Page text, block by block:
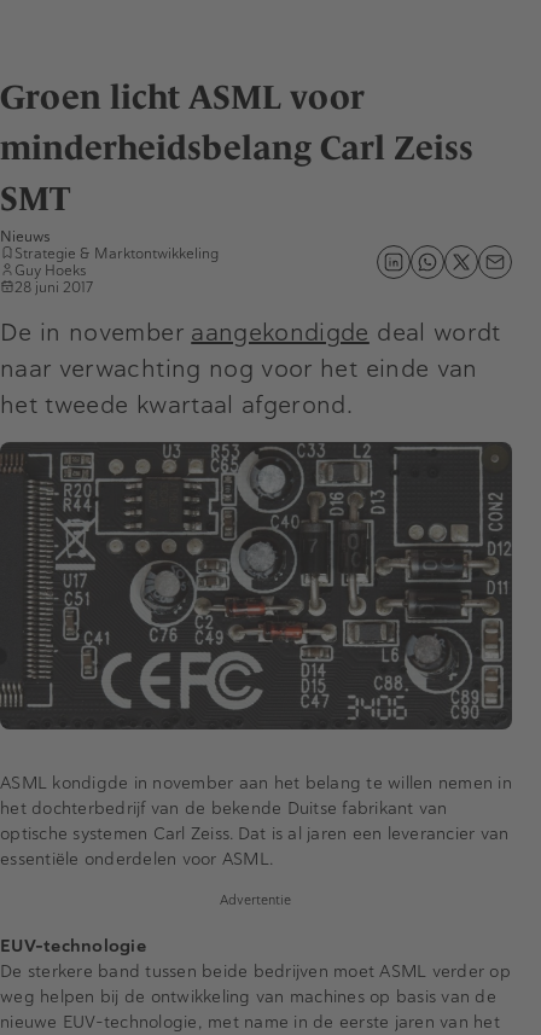
Groen licht ASML voor
minderheidsbelang Carl Zeiss
SMT
Nieuws
Strategie & Marktontwikkeling
Guy Hoeks
28 juni 2017
De in november aangekondigde deal wordt
naar verwachting nog voor het einde van
het tweede kwartaal afgerond.
ASML kondigde in november aan het belang te willen nemen in
het dochterbedrijf van de bekende Duitse fabrikant van
optische systemen Carl Zeiss. Dat is al jaren een leverancier van
essentiële onderdelen voor ASML.
Advertentie
EUV-technologie
De sterkere band tussen beide bedrijven moet ASML verder op
weg helpen bij de ontwikkeling van machines op basis van de
nieuwe EUV-technologie, met name in de eerste jaren van het